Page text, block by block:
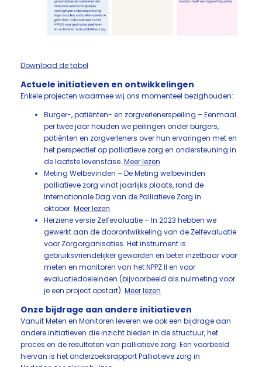
Download de tabel
Actuele initiatieven en ontwikkelingen
Enkele projecten waarmee wij ons momenteel bezighouden:
Burger-, patiënten- en zorgverlenerspeiling – Eenmaal
per twee jaar houden we peilingen onder burgers,
patiënten en zorgverleners over hun ervaringen met en
het perspectief op palliatieve zorg en ondersteuning in
de laatste levensfase. Meer lezen
Meting Welbevinden – De Meting welbevinden
palliatieve zorg vindt jaarlijks plaats, rond de
Internationale Dag van de Palliatieve Zorg in
oktober. Meer lezen
Herziene versie Zelfevaluatie – In 2023 hebben we
gewerkt aan de doorontwikkeling van de Zelfevaluatie
voor Zorgorganisaties. Het instrument is
gebruiksvriendelijker geworden en beter inzetbaar voor
meten en monitoren van het NPPZ II en voor
evaluatiedoeleinden (bijvoorbeeld als nulmeting voor
je een project opstart). Meer lezen
Onze bijdrage aan andere initiatieven
Vanuit Meten en Monitoren leveren we ook een bijdrage aan
andere initiatieven die inzicht bieden in de structuur, het
proces en de resultaten van palliatieve zorg. Een voorbeeld
hiervan is het onderzoeksrapport Palliatieve zorg in